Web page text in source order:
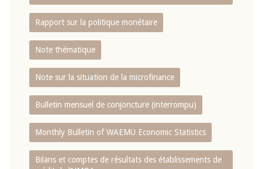
Rapport sur la politique monétaire
Note thématique
Note sur la situation de la microfinance
Bulletin mensuel de conjoncture (interrompu)
Monthly Bulletin of WAEMU Economic Statistics
Bilans et comptes de résultats des établissements de